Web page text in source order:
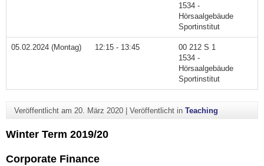
1534 -
Hörsaalgebäude
Sportinstitut
05.02.2024 (Montag) 12:15 - 13:45
00 212 S 1
1534 -
Hörsaalgebäude
Sportinstitut
Veröffentlicht am 20. März 2020| Veröffentlicht in Teaching
Winter Term 2019/20
Corporate Finance